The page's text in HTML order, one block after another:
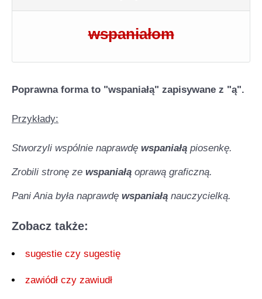
wspaniałom
Poprawna forma to "wspaniałą" zapisywane z "ą".
Przykłady:
Stworzyli wspólnie naprawdę wspaniałą piosenkę.
Zrobili stronę ze wspaniałą oprawą graficzną.
Pani Ania była naprawdę wspaniałą nauczycielką.
Zobacz także:
sugestie czy sugestię
zawiódł czy zawiudł